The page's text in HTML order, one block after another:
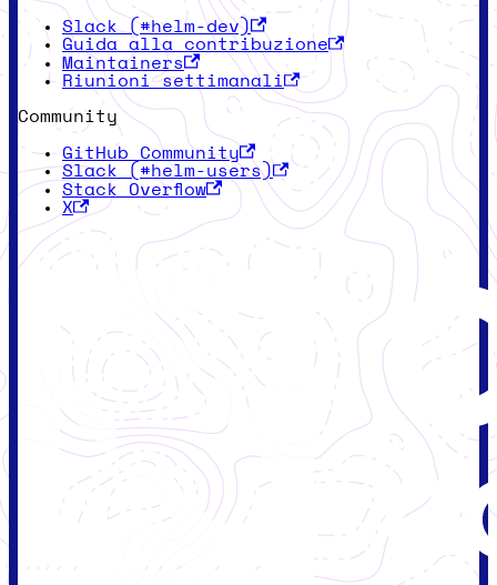
Slack (#helm-dev)
Guida alla contribuzione
Maintainers
Riunioni settimanali
Community
GitHub Community
Slack (#helm-users)
Stack Overflow
X